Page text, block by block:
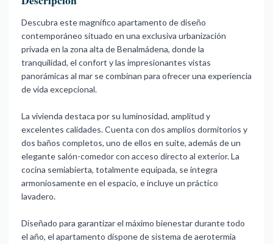
Descubra este magnífico apartamento de diseño
contemporáneo situado en una exclusiva urbanización
privada en la zona alta de Benalmádena, donde la
tranquilidad, el confort y las impresionantes vistas
panorámicas al mar se combinan para ofrecer una experiencia
de vida excepcional.
La vivienda destaca por su luminosidad, amplitud y
excelentes calidades. Cuenta con dos amplios dormitorios y
dos baños completos, uno de ellos en suite, además de un
elegante salón-comedor con acceso directo al exterior. La
cocina semiabierta, totalmente equipada, se integra
armoniosamente en el espacio, e incluye un práctico
lavadero.
Diseñado para garantizar el máximo bienestar durante todo
el año, el apartamento dispone de sistema de aerotermia